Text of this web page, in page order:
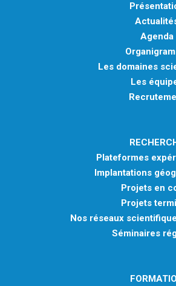
Agenda
Les domaines
Les
Plateformes
Implantations
Projets en
Projets
Nos réseaux
Séminaires